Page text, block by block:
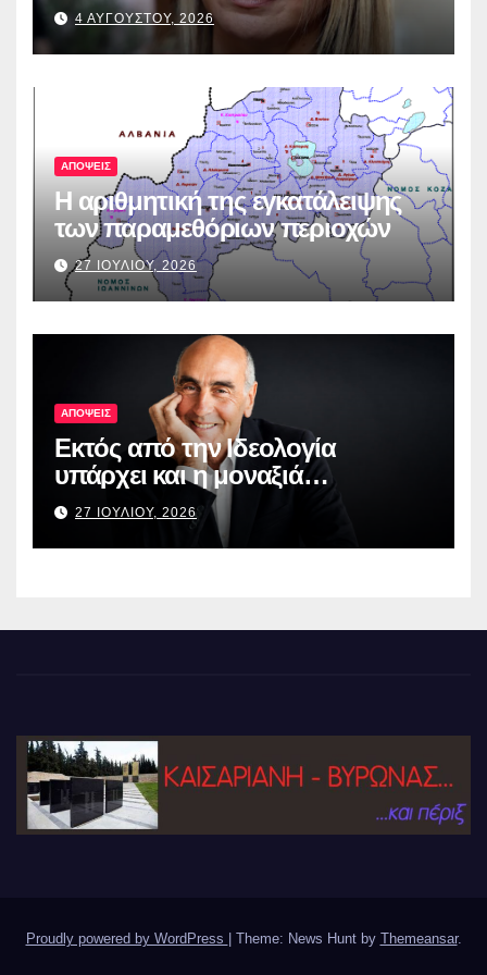
4 ΑΥΓΟΥΣΤΟΥ, 2026
ΑΠΟΨΕΙΣ
Η αριθμητική της εγκατάλειψης
των παραμεθόριων περιοχών
27 ΙΟΥΛΙΟΥ, 2026
ΑΠΟΨΕΙΣ
Εκτός από την Ιδεολογία
υπάρχει και η μοναξιά…
27 ΙΟΥΛΙΟΥ, 2026
Proudly powered by WordPress | Theme: News Hunt by Themeansar.